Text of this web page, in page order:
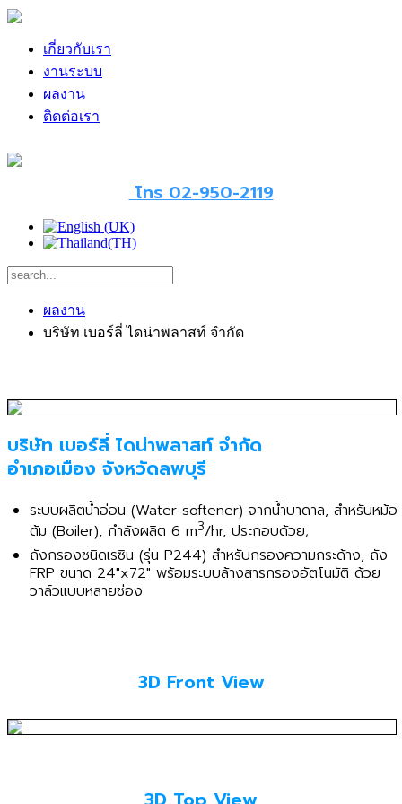
เกี่ยวกับเรา
งานระบบ
ผลงาน
ติดต่อเรา
โทร 02-950-2119
ผลงาน
บริษัท เบอร์ลี่ ไดน่าพลาสท์ จำกัด
บริษัท เบอร์ลี่ ไดน่าพลาสท์ จำกัด
อำเภอเมือง จังหวัดลพบุรี
ระบบผลิตน้ำอ่อน (Water softener) จากน้ำบาดาล, สำหรับหม้อ
ต้ม (Boiler), กำลังผลิต 6 m3/hr, ประกอบด้วย;
ถังกรองชนิดเรซิน (รุ่น P244) สำหรับกรองความกระด้าง, ถัง
FRP ขนาด 24"x72" พร้อมระบบล้างสารกรองอัตโนมัติ ด้วย
วาล์วแบบหลายช่อง
3D Front View